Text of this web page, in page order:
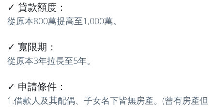
✓ 貸款額度：
從原本800萬提高至1,000萬。
✓ 寬限期：
從原本3年拉長至5年。
✓ 申請條件：
1.借款人及其配偶、子女名下皆無房產。(曾有房產但